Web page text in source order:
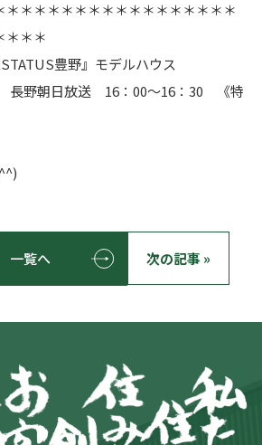
＊＊＊＊＊＊＊＊＊＊＊＊＊＊＊＊＊
＊＊＊
豊野』モデルハウス
野朝日放送 16：00～16：30 《特
一覧へ 次の記事 »